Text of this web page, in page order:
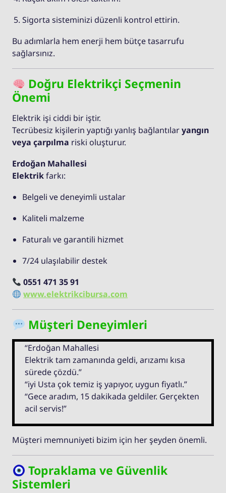
Sigorta sisteminizi düzenli kontrol ettirin.
Bu adımlarla hem enerji hem bütçe tasarrufu
sağlarsınız.
Doğru Elektrikçi Seçmenin
Önemi
Elektrik işi ciddi bir iştir.
Tecrübesiz kişilerin yaptığı yanlış bağlantılaryangın
veya çarpılma riski oluşturur.
Erdoğan Mahallesi
Elektrikfarkı:
Belgeli ve deneyimli ustalar
Kaliteli malzeme
Faturalı ve garantili hizmet
7/24 ulaşılabilir destek
0551 471 35 91
www.elektrikcibursa.com
Müşteri Deneyimleri
“Erdoğan Mahallesi
Elektrik tam zamanında geldi, arızamı kısa
sürede çözdü.”
“iyi Usta çok temiz iş yapıyor, uygun fiyatlı.”
“Gece aradım, 15 dakikada geldiler. Gerçekten
acil servis!”
Müşteri memnuniyeti bizim için her şeyden önemli.
Topraklama ve Güvenlik
Sistemleri